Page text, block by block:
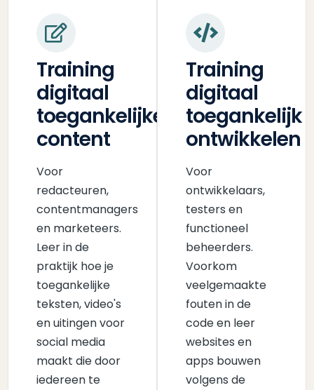
Training
digitaal
toegankelijke
content
Voor
redacteuren,
contentmanagers
en marketeers.
Leer in de
praktijk hoe je
toegankelijke
teksten, video's
en uitingen voor
social media
maakt die door
iedereen te
Training
digitaal
toegankelijk
ontwikkelen
Voor
ontwikkelaars,
testers en
functioneel
beheerders.
Voorkom
veelgemaakte
fouten in de
code en leer
websites en
apps bouwen
volgens de